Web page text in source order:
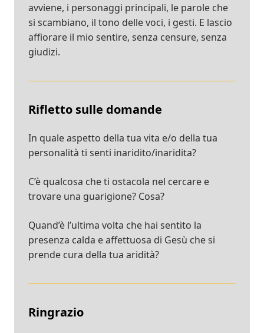
avviene, i personaggi principali, le parole che
si scambiano, il tono delle voci, i gesti. E lascio
affiorare il mio sentire, senza censure, senza
giudizi.
Rifletto sulle domande
In quale aspetto della tua vita e/o della tua
personalità ti senti inaridito/inaridita?
C’è qualcosa che ti ostacola nel cercare e
trovare una guarigione? Cosa?
Quand’è l’ultima volta che hai sentito la
presenza calda e affettuosa di Gesù che si
prende cura della tua aridità?
Ringrazio